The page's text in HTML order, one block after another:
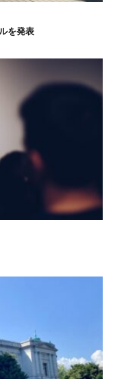
を発表